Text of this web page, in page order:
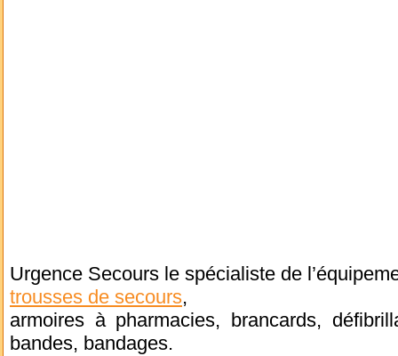
Urgence Secours le spécialiste de
trousses de secours,
armoires à pharmacies, brancards,
bandes, bandages.